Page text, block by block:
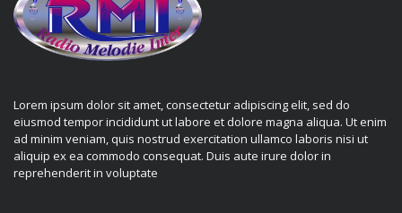
Lorem ipsum dolor sit amet, consectetur adipiscing elit, sed do
eiusmod tempor incididunt ut labore et dolore magna aliqua. Ut enim
ad minim veniam, quis nostrud exercitation ullamco laboris nisi ut
aliquip ex ea commodo consequat. Duis aute irure dolor in
reprehenderit in voluptate